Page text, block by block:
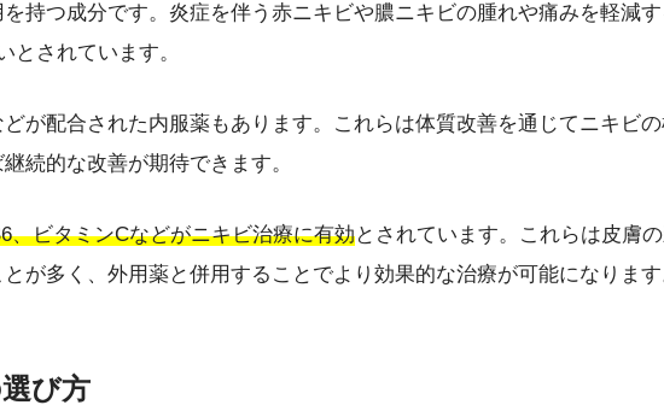
持つ成分です。炎症を伴う赤ニキビや膿ニキビの腫れや痛みを軽減
とされています。
が配合された内服薬もあります。これらは体質改善を通じてニキビ
続的な改善が期待できます。
、ビタミンCなどがニキビ治療に有効とされています。これらは皮膚
が多く、外用薬と併用することでより効果的な治療が可能になります
び方